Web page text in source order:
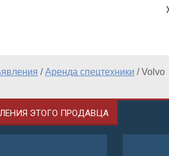
/ Аренда спецтехники / Volvo
ЭТОГО ПРОДАВЦА